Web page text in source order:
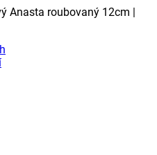
Anasta roubovaný 12cm |